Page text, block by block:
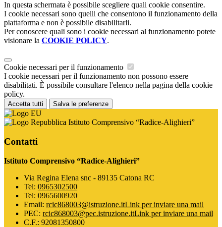
In questa schermata è possibile scegliere quali cookie consentire.
I cookie necessari sono quelli che consentono il funzionamento della
piattaforma e non è possibile disabilitarli.
Per conoscere quali sono i cookie necessari al funzionamento potete
visionare la COOKIE POLICY.
Cookie necessari per il funzionamento
I cookie necessari per il funzionamento non possono essere
disabilitati. È possibile consultare l'elenco nella pagina della cookie
policy.
Accetta tutti Salva le preferenze
Istituto Comprensivo “Radice-Alighieri”
Contatti
Istituto Comprensivo “Radice-Alighieri”
Via Regina Elena snc - 89135 Catona RC
Tel: 0965302500
Tel: 0965600920
Email: rcic868003@istruzione.itLink per inviare una mail
PEC: rcic868003@pec.istruzione.itLink per inviare una mail
C.F.: 92081350800